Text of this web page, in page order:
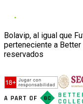
Bolavip, al igual que
perteneciente a
reservados